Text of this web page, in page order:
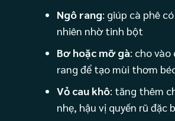
Ngô rang: giúp cà phê
nhiên nhờ tinh bột
Bơ hoặc mỡ gà: cho
rang để tạo mùi thơm
Vỏ cau khô: tăng thêm
nhẹ, hậu vị quyến rũ đặc